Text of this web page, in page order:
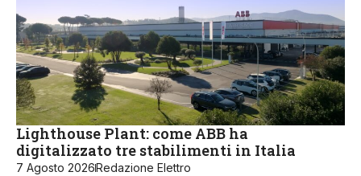
Lighthouse Plant: come ABB ha
digitalizzato tre stabilimenti in Italia
7 Agosto 2026Redazione Elettro